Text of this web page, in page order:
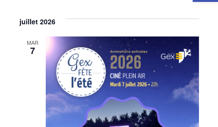
juillet 2026
MAR
7